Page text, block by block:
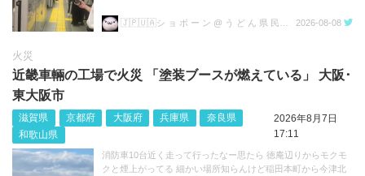
2026-08-08
火災
近畿車輛の工場で火災 「塗装ブースが燃えている」 大阪･
東大阪市
滋賀県 京都府 大阪府 兵庫県
奈良県
和歌山県
2026年8月7日
17:11
消防車10台近く走って行ったなー思たら 徳庵辺りからモクモ
クと煙上がってる 細かい場所知らんけど稲田本町から今津北